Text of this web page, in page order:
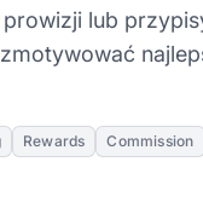
lub
Rewards Commission